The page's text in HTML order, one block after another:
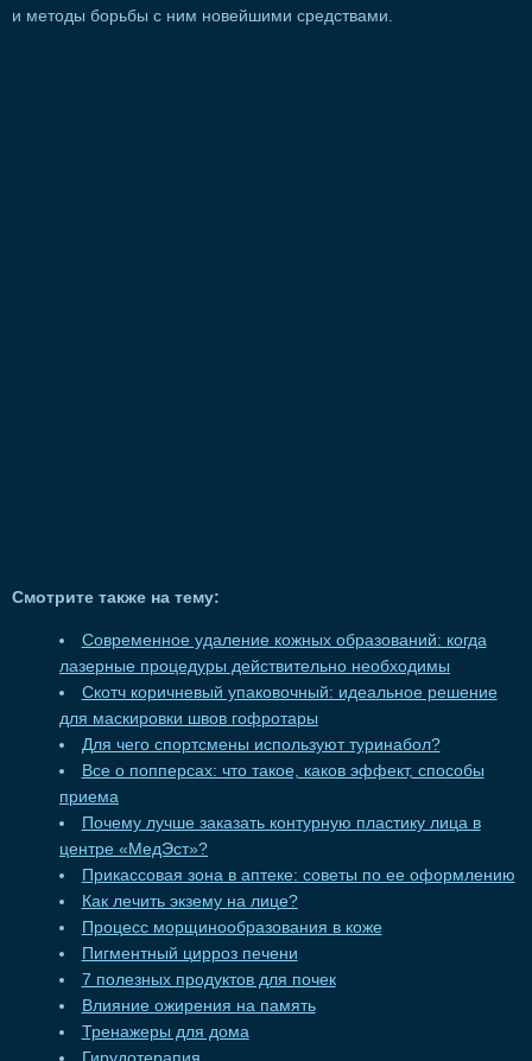
и методы борьбы с ним новейшими средствами.
Смотрите также на тему:
Современное удаление кожных образований: когда
лазерные процедуры действительно необходимы
Скотч коричневый упаковочный: идеальное решение
для маскировки швов гофротары
Для чего спортсмены используют туринабол?
Все о попперсах: что такое, каков эффект, способы
приема
Почему лучше заказать контурную пластику лица в
центре «МедЭст»?
Прикассовая зона в аптеке: советы по ее оформлению
Как лечить экзему на лице?
Процесс морщинообразования в коже
Пигментный цирроз печени
7 полезных продуктов для почек
Влияние ожирения на память
Тренажеры для дома